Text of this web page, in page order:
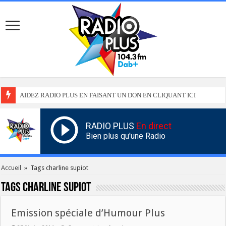
AIDEZ RADIO PLUS EN FAISANT UN DON EN CLIQUANT ICI
RADIO PLUS En direct
Bien plus qu'une Radio
Accueil » Tags charline supiot
Tagscharline supiot
Emission spéciale d’Humour Plus